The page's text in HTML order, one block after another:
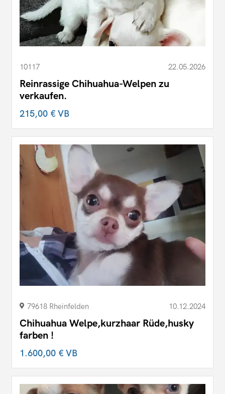
10117 22.05.2026
Reinrassige Chihuahua-Welpen zu
verkaufen.
215,00 €VB
79618 Rheinfelden 10.12.2024
Chihuahua Welpe,kurzhaar Rüde,husky
farben !
1.600,00 €VB